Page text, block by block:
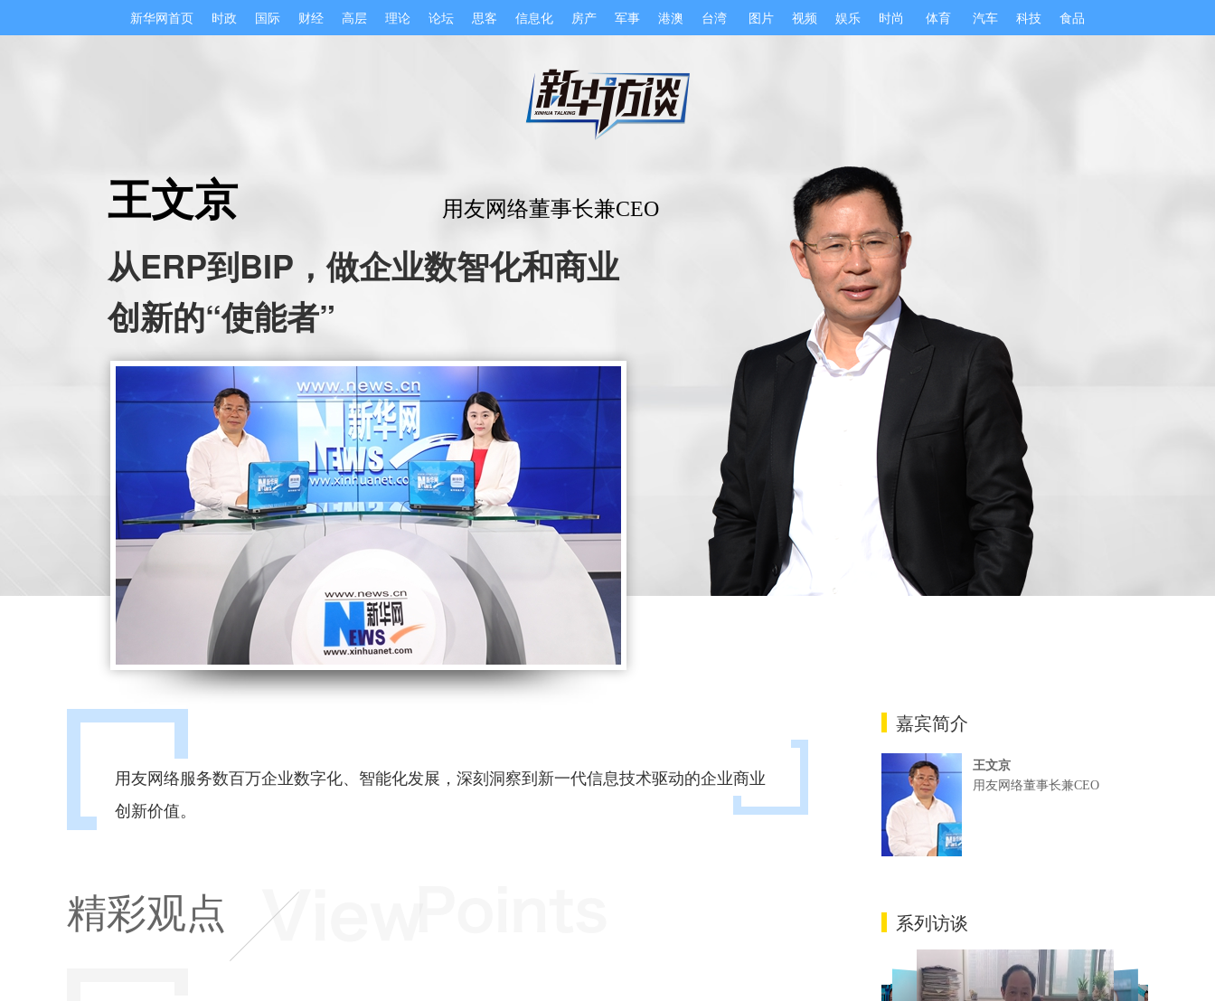
新华网首页 时政 国际 财经 高层 理论 论坛 思客 信息化 房产 军事 港澳 台湾 图片 视频 娱乐 时尚 体育 汽车 科技 食品
王文京 用友网络董事长兼CEO
从ERP到BIP，做企业数智化和商业
创新的“使能者”
用友网络服务数百万企业数字化、智能化发展，深刻洞察到新一代信息技术驱动的企业商业
创新价值。
精彩观点
嘉宾简介
王文京
用友网络董事长兼CEO
系列访谈